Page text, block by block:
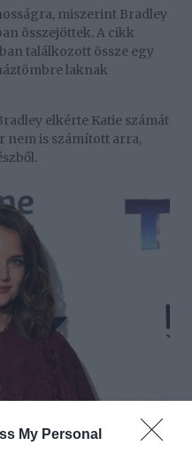
My Personal
miszerint Bradley
összejöttek. A cikk
találkozott össze egy
laknak
elkérte Katie számát
nem is számított arra,
három hónapja tart, de a
a kapcsolatukat